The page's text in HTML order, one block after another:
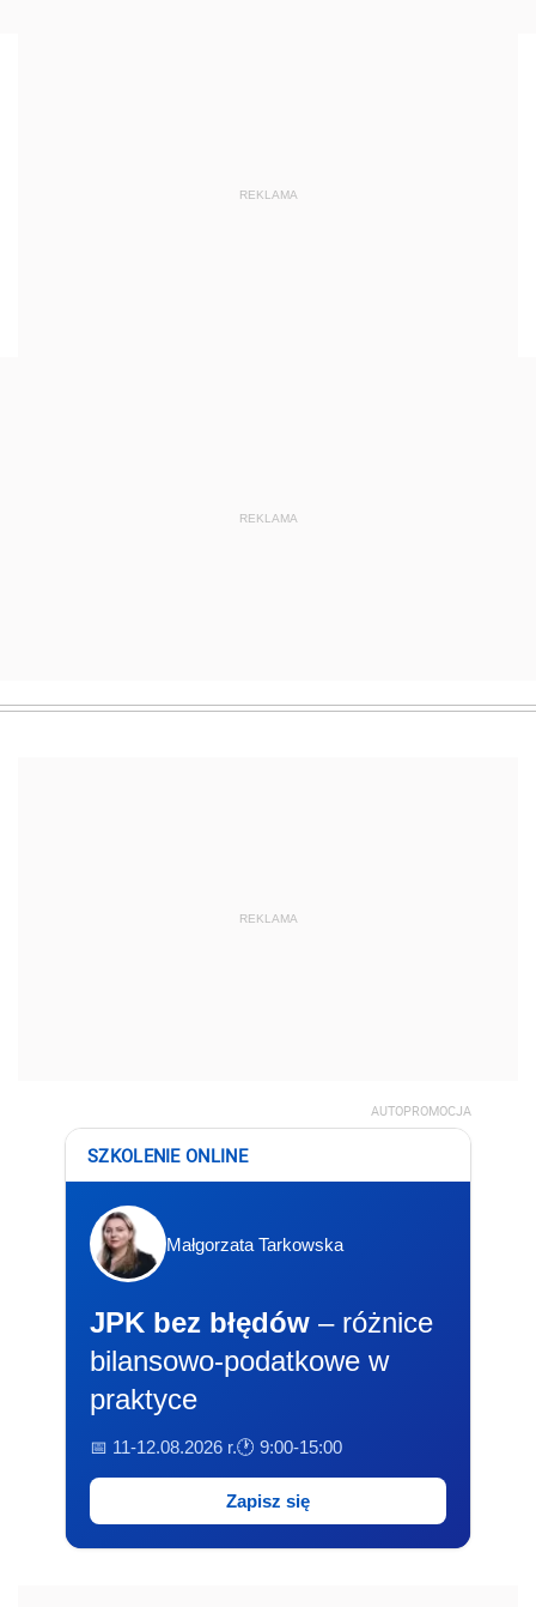
REKLAMA
REKLAMA
REKLAMA
AUTOPROMOCJA
SZKOLENIE ONLINE
Małgorzata Tarkowska
JPK bez błędów – różnice
bilansowo-podatkowe w
praktyce
📅 11-12.08.2026 r.🕐 9:00-15:00
Zapisz się